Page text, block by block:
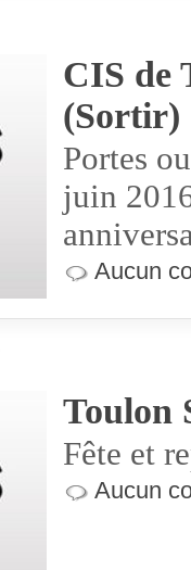
CIS de
(Sortir)
Portes
juin
Aucun
T
Fête et
Aucun